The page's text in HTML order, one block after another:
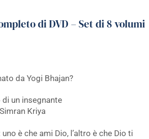
di DVD – Set di 8 volumi
da Yogi Bhajan?
di un insegnante
Kriya
è che ami Dio, l’altro è che Dio ti